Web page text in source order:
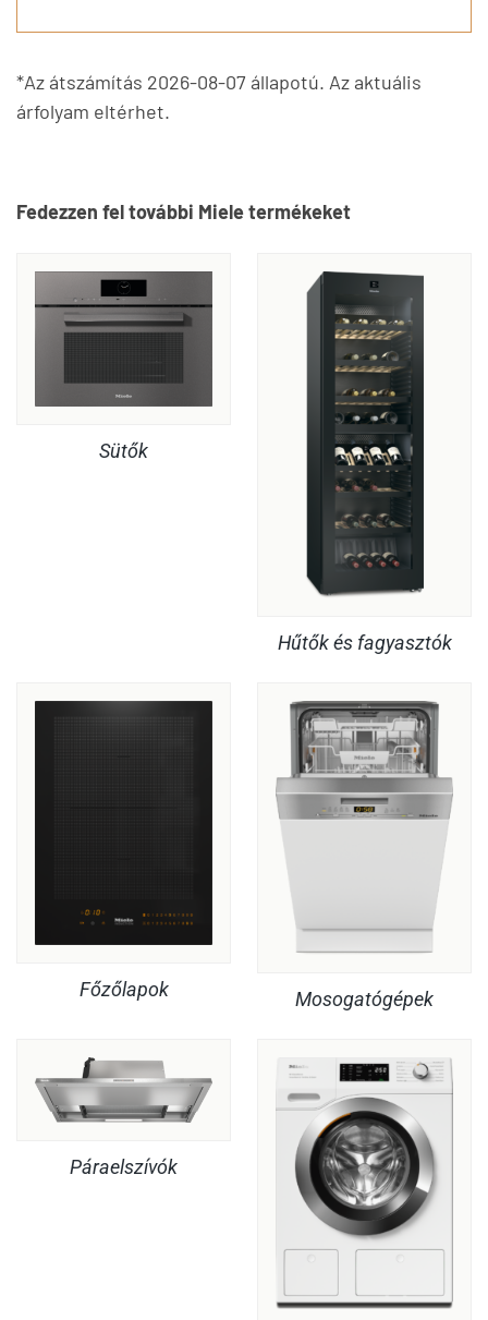
*Az átszámítás 2026-08-07 állapotú. Az aktuális
árfolyam eltérhet.
Fedezzen fel további Miele termékeket
Sütők
Hűtők és fagyasztók
Főzőlapok Mosogatógépek
Páraelszívók